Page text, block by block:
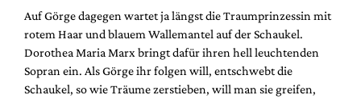
Auf Görge dagegen wartet ja längst die Traumprinzessin mit
rotem Haar und blauem Wallemantel auf der Schaukel.
Dorothea Maria Marx bringt dafür ihren hell leuchtenden
Sopran ein. Als Görge ihr folgen will, entschwebt die
Schaukel, so wie Träume zerstieben, will man sie greifen,